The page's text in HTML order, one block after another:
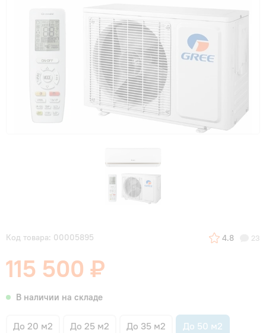
Код товара: 00005895 4.8 23
115 500 ₽
В наличии на складе
До 20 м2 До 25 м2 До 35 м2 До 50 м2